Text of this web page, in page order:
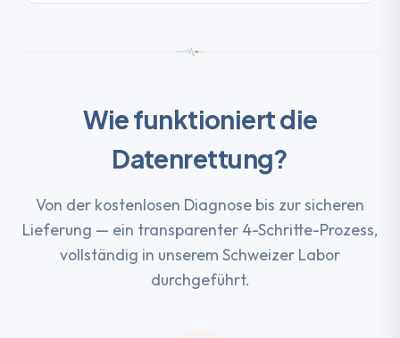
Wie funktioniert die
Datenrettung?
Von der kostenlosen Diagnose bis zur sicheren
Lieferung — ein transparenter 4-Schritte-Prozess,
vollständig in unserem Schweizer Labor
durchgeführt.